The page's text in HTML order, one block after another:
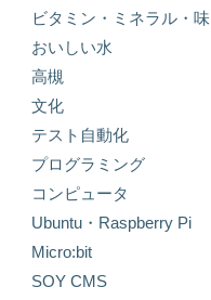
ビタミン・ミネラル・味
おいしい水
高槻
文化
テスト自動化
プログラミング
コンピュータ
Ubuntu・Raspberry Pi
Micro:bit
SOY CMS